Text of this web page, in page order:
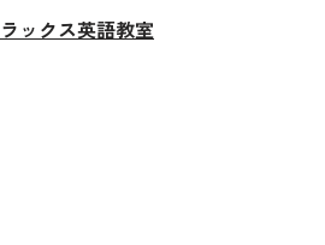
ックス英語教室